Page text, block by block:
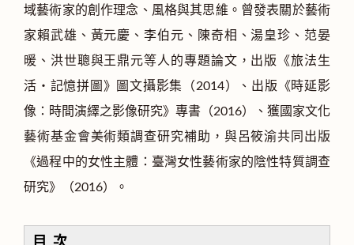
域藝術家的創作理念、風格與其思維。曾發表關於藝術
家賴武雄、黃元慶、李伯元、陳奇相、湯皇珍、范晏
暖、洪世聰與王鼎元等人的專題論文，出版《旅法生
活‧記憶拼圖》圖文攝影集（2014）、出版《時延影
像：時間演繹之影像研究》專書（2016）、獲國家文化
藝術基金會美術類調查研究補助，與呂筱渝共同出版
《過程中的女性主體：臺灣女性藝術家的陰性特質調查
研究》（2016）。